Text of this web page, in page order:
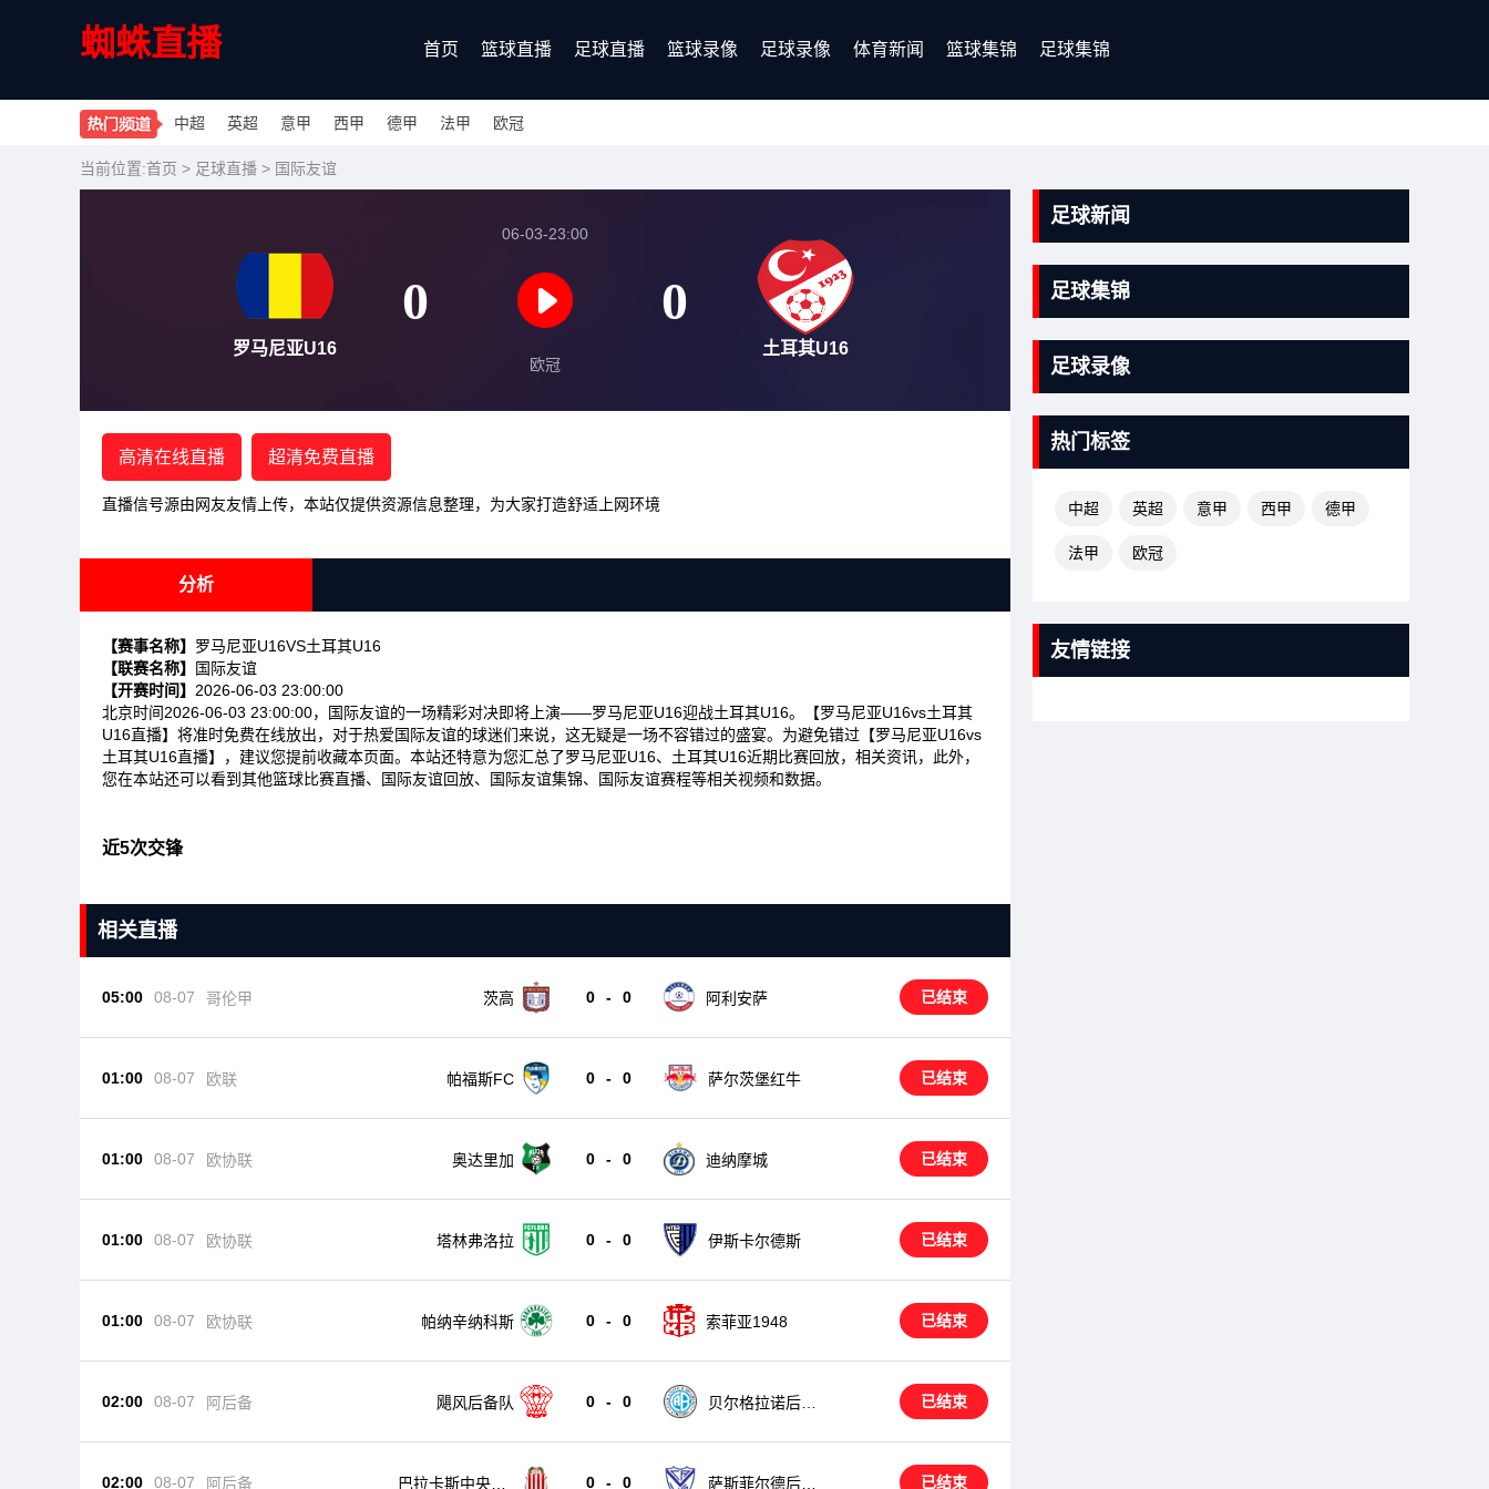
蜘蛛直播 首页 篮球直播 足球直播 篮球录像 足球录像 体育新闻 篮球集锦 足球集锦
中超 英超 意甲 西甲 德甲 法甲 欧冠
当前位置:首页 > 足球直播 > 国际友谊
罗马尼亚U16
06-03-23:00
0 0
欧冠
土耳其U16
高清在线直播 超清免费直播
直播信号源由网友友情上传，本站仅提供资源信息整理，为大家打造舒适上网环境
分析
【赛事名称】 罗马尼亚U16VS土耳其U16
【联赛名称】
国际友谊
【开赛时间】 2026-06-03 23:00:00
北京时间2026-06-03 23:00:00，国际友谊的一场精彩对决即将上演——罗马尼亚U16迎战土耳其U16。【罗马尼亚U16vs土耳其
U16直播】将准时免费在线放出，对于热爱国际友谊的球迷们来说，这无疑是一场不容错过的盛宴。为避免错过【罗马尼亚U16vs
土耳其U16直播】，建议您提前收藏本页面。本站还特意为您汇总了罗马尼亚U16、土耳其U16近期比赛回放，相关资讯，此外，
您在本站还可以看到其他篮球比赛直播、国际友谊回放、国际友谊集锦、国际友谊赛程等相关视频和数据。
近5次交锋
相关直播
05:00 08-07 哥伦甲 茨高 0 - 0 阿利安萨 已结束
01:00 08-07 欧联 帕福斯FC 0 - 0 萨尔茨堡红牛 已结束
01:00 08-07 欧协联 奥达里加 0 - 0 迪纳摩城 已结束
01:00 08-07 欧协联 塔林弗洛拉 0 - 0 伊斯卡尔德斯 已结束
01:00 08-07 欧协联 帕纳辛纳科斯 0 - 0 索菲亚1948 已结束
02:00 08-07 阿后备 飓风后备队 0 - 0
贝尔格拉诺后备
已结束
02:00 08-07 阿后备 巴拉卡斯中央后 0 - 0 萨斯菲尔德后备 已结束
足球新闻
足球集锦
足球录像
热门标签
中超 英超 意甲 西甲 德甲
法甲 欧冠
友情链接